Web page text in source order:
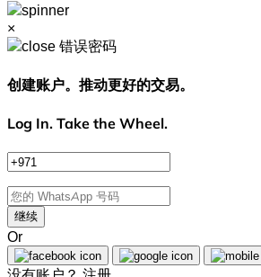
×
错误密码
创建账户。推动更好的交易。
Log In. Take the Wheel.
继续
Or